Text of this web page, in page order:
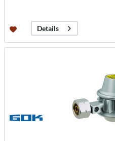
Details